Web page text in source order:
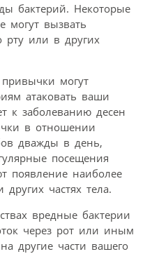
бактерий. Некоторые
могут вызвать
рту или в других
привычки могут
атаковать ваши
к заболеванию десен
в отношении
дважды в день,
посещения
появление наиболее
частях тела.
вредные бактерии
через рот или иным
другие части вашего